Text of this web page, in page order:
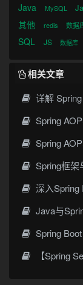
Java MySQL
其他 redis 数据
SQL JS 数据库
相关文章
详解 Spring
Spring
Spring
Spring框架
深入Spring
Java与
Spring
【Spring